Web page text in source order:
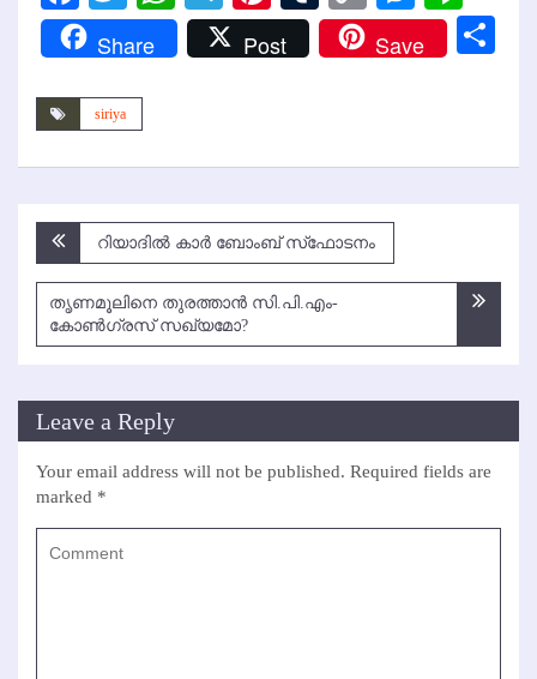
Link
Share Post Save
siriya
Post
navigation
റിയാദില്‍ കാര്‍ ബോംബ് സ്‌ഫോടനം
തൃണമൂലിനെ തുരത്താന്‍ സി.പി.എം-
കോണ്‍ഗ്രസ് സഖ്യമോ?
Leave a Reply
Your email address will not be published. Required fields are
marked *